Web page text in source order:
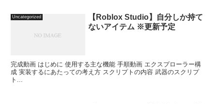
Uncategorized
【Roblox Studio】自分しか持て
ないアイテム ※更新予定
完成動画 はじめに 使用する主な機能 手順動画 エクスプローラー構
成 実装するにあたっての考え方 スクリプトの内容 武器のスクリプ
ト...